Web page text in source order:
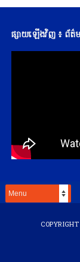
ផ្សាយឡើងវិញ ៖ ព័ត៌